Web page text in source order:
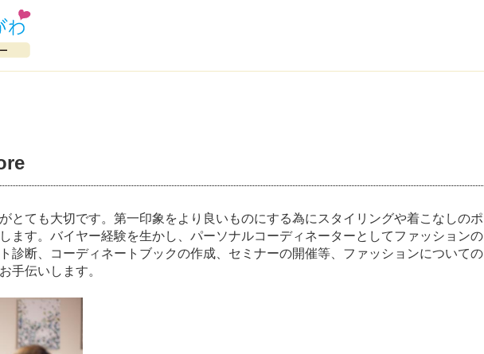
とても大切です。第一印象をより良いものにする為にスタイリングや着こなしのポ
ます。バイヤー経験を生かし、パーソナルコーディネーターとしてファッションの
診断、コーディネートブックの作成、セミナーの開催等、ファッションについての
手伝いします。